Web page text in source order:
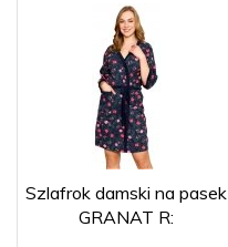
Szlafrok damski na pasek
GRANAT R: